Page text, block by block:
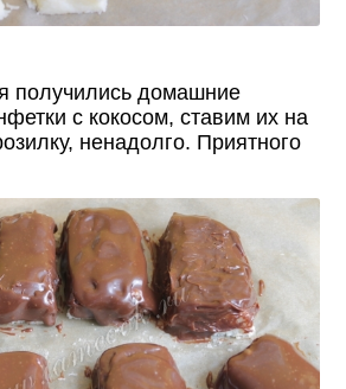
получились домашние
с кокосом, ставим их на
ненадолго. Приятного